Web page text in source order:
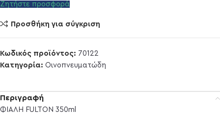
Ζητήστε προσφορά
Προσθήκη για σύγκριση
Κωδικός προϊόντος: 70122
Κατηγορία: Οινοπνευματώδη
Περιγραφή
ΦΙΑΛΗ FULTON 350ml